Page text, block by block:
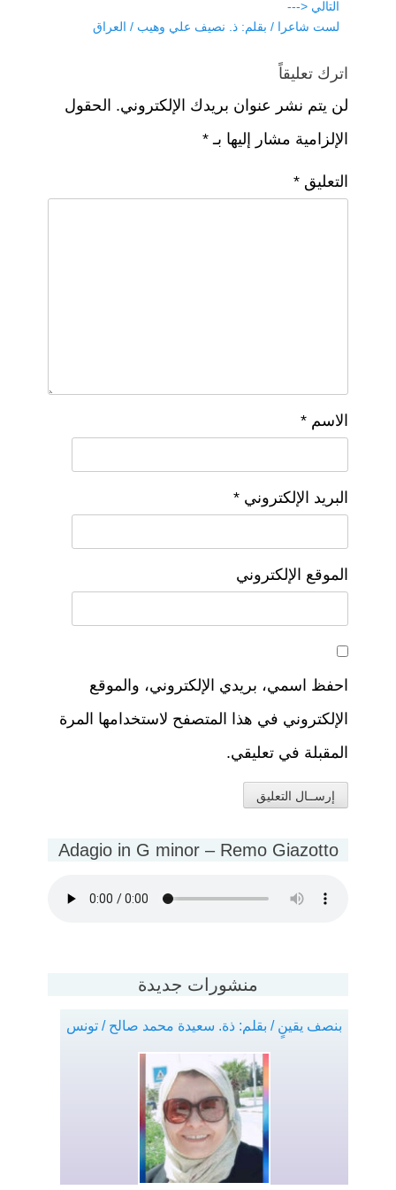
k
التالي <---
Next
لست شاعرا / بقلم: ذ. نصيف علي وهيب / العراق
اترك تعليقاً
لن يتم نشر عنوان بريدك الإلكتروني. الحقول
الإلزامية مشار إليها بـ *
التعليق *
الاسم *
البريد الإلكتروني *
الموقع الإلكتروني
احفظ اسمي، بريدي الإلكتروني، والموقع
الإلكتروني في هذا المتصفح لاستخدامها المرة
المقبلة في تعليقي.
Adagio in G minor – Remo Giazotto
منشورات جديدة
بنصف يقينٍ / بقلم: ذة. سعيدة محمد صالح / تونس